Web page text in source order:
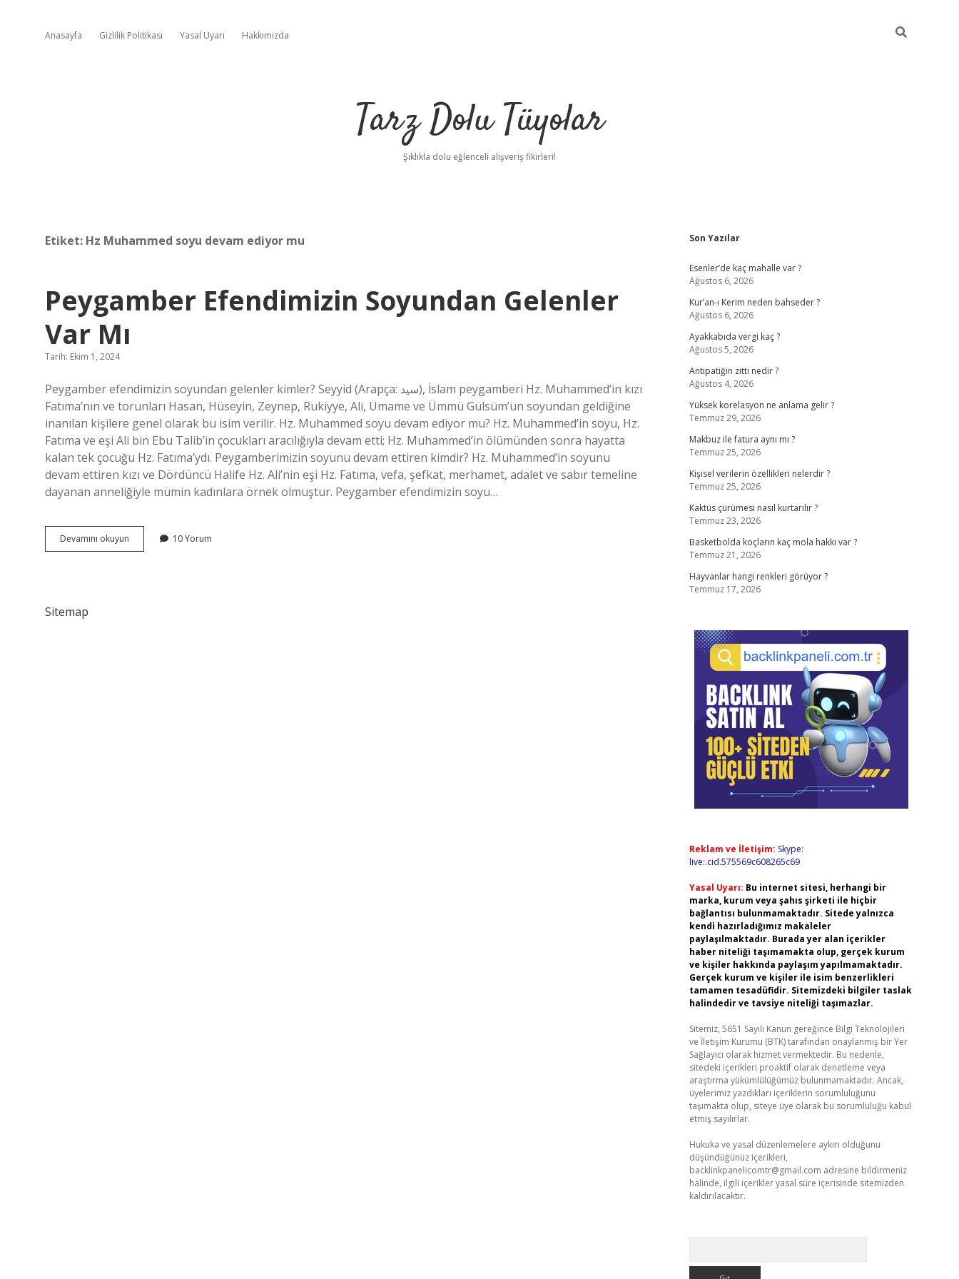
Anasayfa Gizlilik Politikası Yasal Uyarı Hakkımızda
Tarz Dolu Tüyolar
Şıklıkla dolu eğlenceli alışveriş fikirleri!
Etiket: Hz Muhammed soyu devam ediyor mu
Peygamber Efendimizin Soyundan Gelenler
Var Mı
Tarih: Ekim 1, 2024
Peygamber efendimizin soyundan gelenler kimler? Seyyid (Arapça: سيد), İslam peygamberi Hz. Muhammed’in kızı
Fatıma’nın ve torunları Hasan, Hüseyin, Zeynep, Rukiyye, Ali, Ümame ve Ümmü Gülsüm’ün soyundan geldiğine
inanılan kişilere genel olarak bu isim verilir. Hz. Muhammed soyu devam ediyor mu? Hz. Muhammed’in soyu, Hz.
Fatıma ve eşi Ali bin Ebu Talib’in çocukları aracılığıyla devam etti; Hz. Muhammed’in ölümünden sonra hayatta
kalan tek çocuğu Hz. Fatıma’ydı. Peygamberimizin soyunu devam ettiren kimdir? Hz. Muhammed’in soyunu
devam ettiren kızı ve Dördüncü Halife Hz. Ali’nin eşi Hz. Fatıma, vefa, şefkat, merhamet, adalet ve sabır temeline
dayanan anneliğiyle mümin kadınlara örnek olmuştur. Peygamber efendimizin soyu…
Devamını okuyun Peygamber
Efendimizin
10 Yorum
Sitemap
Sidebar
Son Yazılar
Esenler’de kaç mahalle var ?
Ağustos 6, 2026
Kur’an-ı Kerim neden bahseder ?
Ağustos 6, 2026
Ayakkabıda vergi kaç ?
Ağustos 5, 2026
Antipatiğin zıttı nedir ?
Ağustos 4, 2026
Yüksek korelasyon ne anlama gelir ?
Temmuz 29, 2026
Makbuz ile fatura aynı mı ?
Temmuz 25, 2026
Kişisel verilerin özellikleri nelerdir ?
Temmuz 25, 2026
Kaktüs çürümesi nasıl kurtarılır ?
Temmuz 23, 2026
Basketbolda koçların kaç mola hakkı var ?
Temmuz 21, 2026
Hayvanlar hangi renkleri görüyor ?
Temmuz 17, 2026
Reklam ve İletişim: Skype:
live:.cid.575569c608265c69
Yasal Uyarı: Bu internet sitesi, herhangi bir
marka, kurum veya şahıs şirketi ile hiçbir
bağlantısı bulunmamaktadır. Sitede yalnızca
kendi hazırladığımız makaleler
paylaşılmaktadır. Burada yer alan içerikler
haber niteliği taşımamakta olup, gerçek kurum
ve kişiler hakkında paylaşım yapılmamaktadır.
Gerçek kurum ve kişiler ile isim benzerlikleri
tamamen tesadüfidir. Sitemizdeki bilgiler taslak
halindedir ve tavsiye niteliği taşımazlar.
Sitemiz, 5651 Sayılı Kanun gereğince Bilgi Teknolojileri
ve İletişim Kurumu (BTK) tarafından onaylanmış bir Yer
Sağlayıcı olarak hizmet vermektedir. Bu nedenle,
sitedeki içerikleri proaktif olarak denetleme veya
araştırma yükümlülüğümüz bulunmamaktadır. Ancak,
üyelerimiz yazdıkları içeriklerin sorumluluğunu
taşımakta olup, siteye üye olarak bu sorumluluğu kabul
etmiş sayılırlar.
Hukuka ve yasal düzenlemelere aykırı olduğunu
düşündüğünüz içerikleri,
backlinkpanelicomtr@gmail.com adresine bildirmeniz
halinde, ilgili içerikler yasal süre içerisinde sitemizden
kaldırılacaktır.